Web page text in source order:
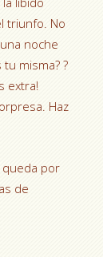
triunfo. No
noche
misma? ?
extra!
Haz
queda por
de